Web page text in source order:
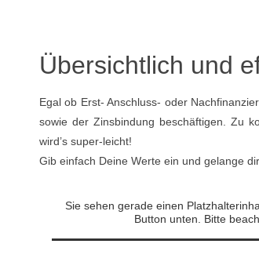
Übersichtlich und
Egal ob Erst- Anschluss- oder
sowie der Zinsbindung beschäftigen. Zu
wird’s super-leicht!
Gib einfach Deine Werte ein und gelange
Sie sehen gerade einen
Button unten. Bitte